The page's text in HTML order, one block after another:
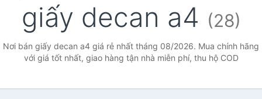
giấy decan a4 (28)
Nơi bán giấy decan a4 giá rẻ nhất tháng 08/2026. Mua chính hãng
với giá tốt nhất, giao hàng tận nhà miễn phí, thu hộ COD